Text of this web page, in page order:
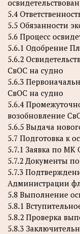
5.4
5.5 Обязанности
5.6 Процесс
5.6.1 Одобрение
5.6.2
СвОС на судно
5.6.3
СвОС на судно
5.6.4
возобновление
5.6.5 Выдача
5.7 Подготовка к
5.7.1 Заявка по
5.7.2 Документы
5.7.3
Администрации
5.8 Выполнение
5.8.1
5.8.2 Проверка
5.8.3